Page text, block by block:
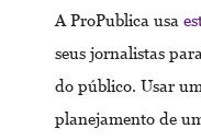
A ProPublica usa
seus jornalistas
do público. Usar
planejamento de